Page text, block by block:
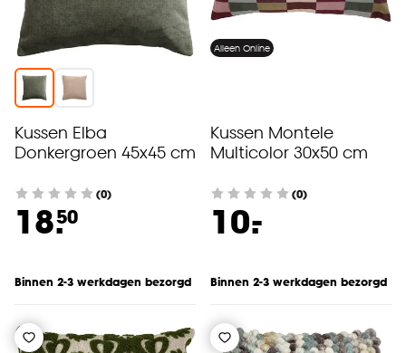
Kussen Elba
Donkergroen 45x45 cm
(0)
18.50
Binnen 2-3 werkdagen bezorgd
Alleen Online
Kussen Montele
Multicolor 30x50 cm
(0)
10.
-
Binnen 2-3 werkdagen bezorgd